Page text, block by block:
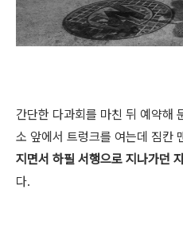
간단한 다과회를 마친 뒤 예약해
소 앞에서 트렁크를 여는데 짐칸
지면서 하필 서행으로 지나가던
다.